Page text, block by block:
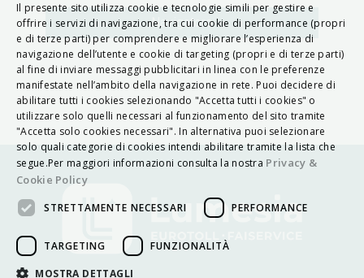
Navigatore ITALIAN
ENGLISH
FRENCH
HUNGARIAN
DEUTSCH
POLSKI
PORTUGUÊS
Il presente sito utilizza cookie e tecnologie simili per gestire e
offrire i servizi di navigazione, tra cui cookie di performance (propri
e di terze parti) per comprendere e migliorare l’esperienza di
navigazione dell’utente e cookie di targeting (propri e di terze parti)
al fine di inviare messaggi pubblicitari in linea con le preferenze
manifestate nell’ambito della navigazione in rete. Puoi decidere di
abilitare tutti i cookies selezionando "Accetta tutti i cookies" o
utilizzare solo quelli necessari al funzionamento del sito tramite
"Accetta solo cookies necessari". In alternativa puoi selezionare
solo quali categorie di cookies intendi abilitare tramite la lista che
segue.Per maggiori informazioni consulta la nostra Privacy &
Cookie Policy
STRETTAMENTE NECESSARI PERFORMANCE
TARGETING FUNZIONALITÀ
MOSTRA DETTAGLI